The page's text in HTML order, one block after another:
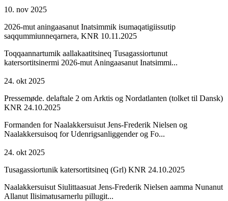
10. nov 2025
2026-mut aningaasanut Inatsimmik isumaqatigiissutip
saqqummiunneqarnera, KNR 10.11.2025
Toqqaannartumik aallakaatitsineq Tusagassiortunut
katersortitsinermi 2026-mut Aningaasanut Inatsimmi...
24. okt 2025
Pressemøde. delaftale 2 om Arktis og Nordatlanten (tolket til Dansk)
KNR 24.10.2025
Formanden for Naalakkersuisut Jens-Frederik Nielsen og
Naalakkersuisoq for Udenrigsanliggender og Fo...
24. okt 2025
Tusagassiortunik katersortitsineq (Grl) KNR 24.10.2025
Naalakkersuisut Siulittaasuat Jens-Frederik Nielsen aamma Nunanut
Allanut Ilisimatusarnerlu pillugit...